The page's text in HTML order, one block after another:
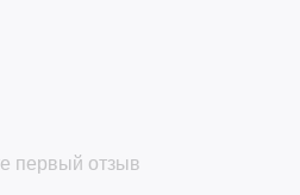
первый отзыв